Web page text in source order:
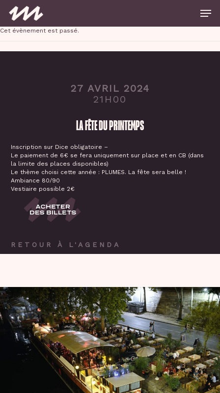
main
content
Cet évènement est passé.
27 AVRIL 2024
21H00
LA FÊTE DU PRINTEMPS
Inscription sur Dice obligatoire –
Le paiement de 6€ se fera uniquement sur place et en CB (dans
la limite des places disponibles)
Le thème choisi cette année : PLUMES. La fête sera belle !
Ambiance 80/90
Vestiaire possible 2€
RETOUR À L'AGENDA
Close